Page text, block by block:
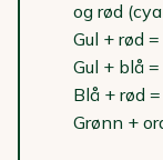
og rød
Gul + rød
Gul + blå
Blå + rød
Grønn +